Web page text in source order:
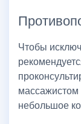
Чтобы
небольшое